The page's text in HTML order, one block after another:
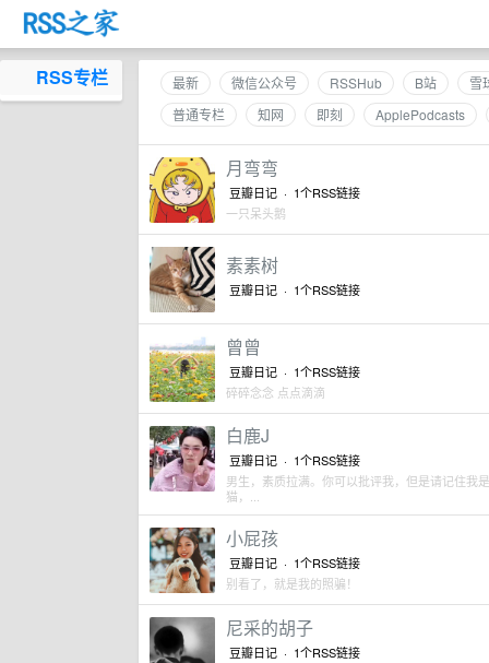
RSS专栏 最新 微信公众号 RSSHub B站
雪
普通专栏
知网 即刻 ApplePodcasts
月弯弯
豆瓣日记 · 1个RSS链接
一只呆头鹅
素素树
豆瓣日记 · 1个RSS链接
曾曾
豆瓣日记 · 1个RSS链接
碎碎念念 点点滴滴
白鹿J
豆瓣日记 · 1个RSS链接
男生，素质拉满。你可以批评我，但是请记住我
猫，...
小屁孩
豆瓣日记 · 1个RSS链接
别看了，就是我的照骗！
尼采的胡子
豆瓣日记 · 1个RSS链接